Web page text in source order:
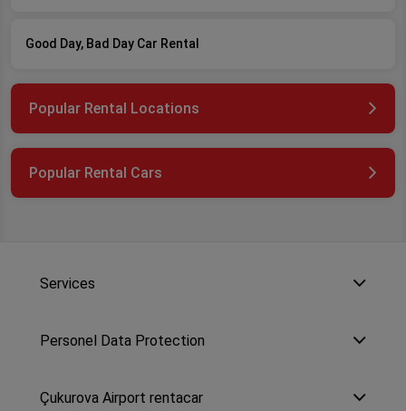
Good Day, Bad Day Car Rental
Popular Rental Locations
Popular Rental Cars
Services
Personel Data Protection
Çukurova Airport rentacar